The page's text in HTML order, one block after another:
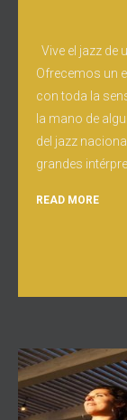
Vive el jazz de
Ofrecemos un
con toda la
la mano de
del jazz
grandes
READ MORE